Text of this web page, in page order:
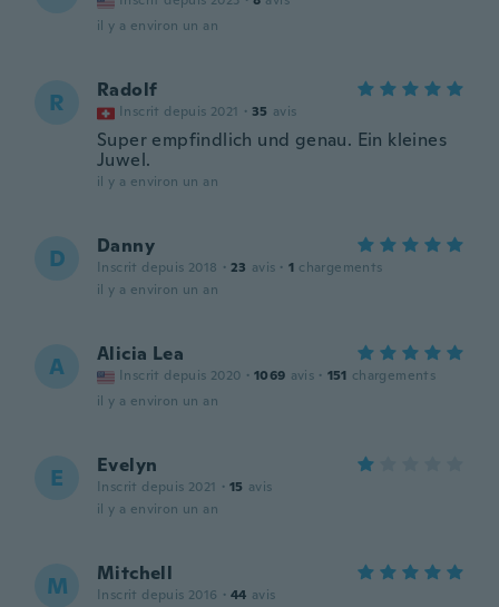
il y a environ un an
R Radolf
Inscrit depuis 2021 · 35 avis
Super empfindlich und genau. Ein kleines
Juwel.
il y a environ un an
D Danny
Inscrit depuis 2018 · 23 avis · 1 chargements
il y a environ un an
A Alicia Lea
Inscrit depuis 2020 · 1069 avis · 151 chargements
il y a environ un an
E Evelyn
Inscrit depuis 2021 · 15 avis
il y a environ un an
M Mitchell
Inscrit depuis 2016 · 44 avis